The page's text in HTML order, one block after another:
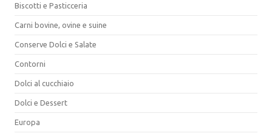
Biscotti e Pasticceria
Carni bovine, ovine e suine
Conserve Dolci e Salate
Contorni
Dolci al cucchiaio
Dolci e Dessert
Europa